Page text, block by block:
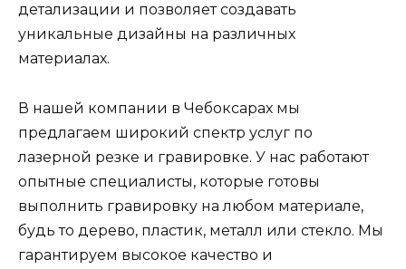
детализации и позволяет создавать
уникальные дизайны на различных
материалах.
В нашей компании в Чебоксарах мы
предлагаем широкий спектр услуг по
лазерной резке и гравировке. У нас работают
опытные специалисты, которые готовы
выполнить гравировку на любом материале,
будь то дерево, пластик, металл или стекло. Мы
гарантируем высокое качество и